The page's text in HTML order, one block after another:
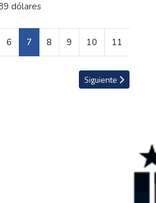
dólares
6 7 8 9 10 11
más caros de la historiaArtículo siguiente:
Siguiente